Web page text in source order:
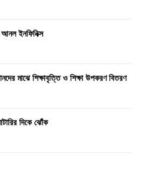
আনল ইনফিনিক্স
মাঝে শিক্ষাবৃত্তি ও শিক্ষা উপকরণ বিতরণ
দিকে ঝোঁক